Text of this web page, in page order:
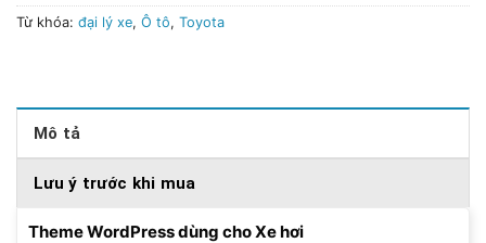
Từ khóa: đại lý xe, Ô tô, Toyota
Mô tả
Lưu ý trước khi mua
Theme WordPress dùng cho Xe hơi